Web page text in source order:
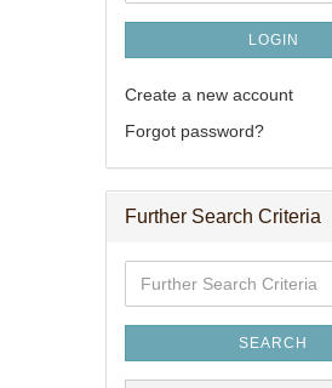
LOGIN
Create a new account
Forgot password?
Further Search Criteria
Search
SEARCH